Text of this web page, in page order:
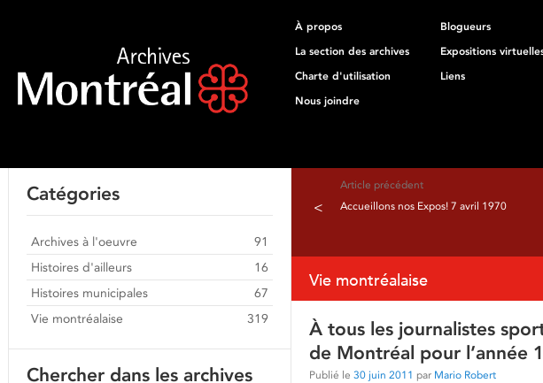
À propos
Blogueurs
La section des archives
Expositions
Charte d'utilisation
Liens
Nous joindre
Article précédent
< Accueillons nos Expos! 7 avril 1970
Vie montréalaise
À tous les journalistes
de Montréal pour l’année
Publié le 30 juin 2011 par Mario Robert
Catégories
Archives à l'oeuvre
91
Histoires d'ailleurs
16
Histoires municipales
67
Vie montréalaise
319
Chercher dans les archives